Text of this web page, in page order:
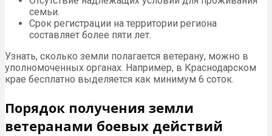
семьи.
Срок регистрации на территории региона
составляет более пяти лет.
Узнать, сколько земли полагается ветерану, можно в
уполномоченных органах. Например, в Краснодарском
крае бесплатно выделяется как минимум 6 соток.
Порядок получения земли
ветеранами боевых действий